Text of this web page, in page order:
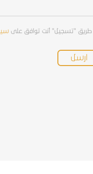
طريق "تسجيل" أنت توافق على